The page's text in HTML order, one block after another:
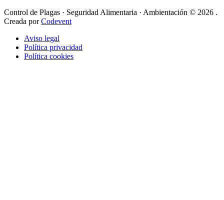
Control de Plagas · Seguridad Alimentaria · Ambientación © 2026 .
Creada porCodevent
Aviso legal
Política privacidad
Política cookies